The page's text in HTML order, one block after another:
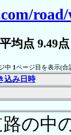
均点 9.49
中 1ページ目を表示(合
込み日時
路の